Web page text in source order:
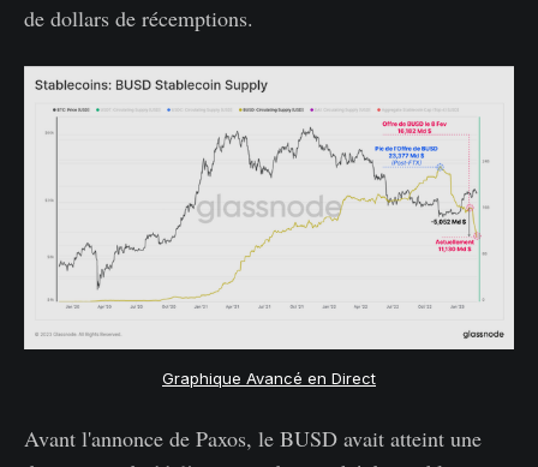
de dollars de récemptions.
Graphique Avancé en Direct
Avant l'annonce de Paxos, le BUSD avait atteint une